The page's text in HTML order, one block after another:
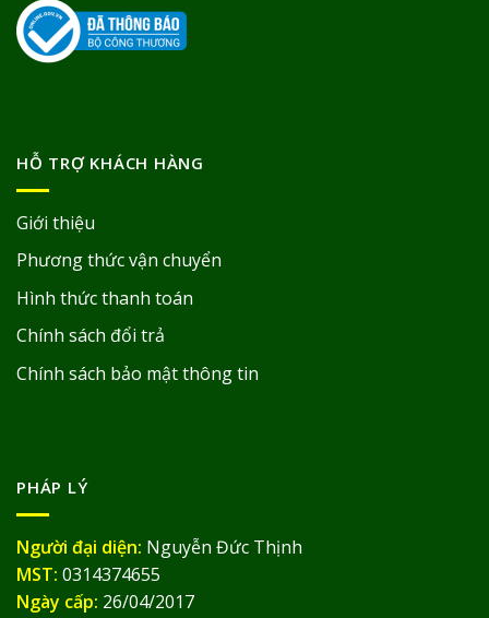
HỖ TRỢ KHÁCH HÀNG
Giới thiệu
Phương thức vận chuyển
Hình thức thanh toán
Chính sách đổi trả
Chính sách bảo mật thông tin
PHÁP LÝ
Người đại diện: Nguyễn Đức Thịnh
MST: 0314374655
Ngày cấp: 26/04/2017